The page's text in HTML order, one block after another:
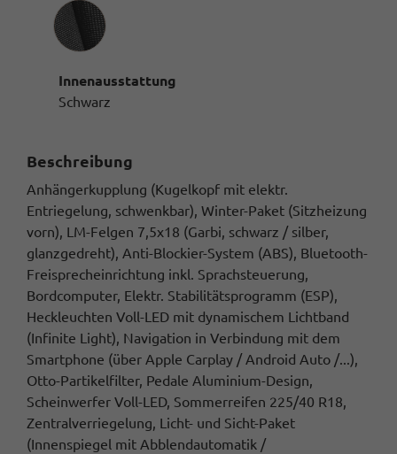
Innenausstattung
Innenausstattung
Schwarz
Beschreibung
Anhängerkupplung (Kugelkopf mit elektr.
Entriegelung, schwenkbar), Winter-Paket (Sitzheizung
vorn), LM-Felgen 7,5x18 (Garbi, schwarz / silber,
glanzgedreht), Anti-Blockier-System (ABS), Bluetooth-
Freisprecheinrichtung inkl. Sprachsteuerung,
Bordcomputer, Elektr. Stabilitätsprogramm (ESP),
Heckleuchten Voll-LED mit dynamischem Lichtband
(Infinite Light), Navigation in Verbindung mit dem
Smartphone (über Apple Carplay / Android Auto /...),
Otto-Partikelfilter, Pedale Aluminium-Design,
Scheinwerfer Voll-LED, Sommerreifen 225/40 R18,
Zentralverriegelung, Licht- und Sicht-Paket
(Innenspiegel mit Abblendautomatik /